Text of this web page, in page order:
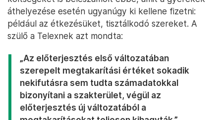
áthelyezése esetén ugyanúgy ki kellene fizetni:
például az étkezésüket, tisztálkodó szereket. A
szülő a Telexnek azt mondta:
„Az előterjesztés első változatában
szerepelt megtakarítási értéket sokadik
nekifutásra sem tudta számadatokkal
bizonyítani a szakterület, végül az
előterjesztés új változatából a